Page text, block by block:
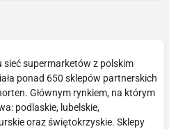
sieć supermarketów z polskim
ponad 650 sklepów partnerskich
Głównym rynkiem, na którym
podlaskie, lubelskie,
oraz świętokrzyskie. Sklepy